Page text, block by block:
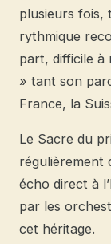
plusieurs fois,
rythmique
part, difficile à
» tant son
France, la
Le Sacre du
régulièrement
écho direct à
par les
cet héritage.